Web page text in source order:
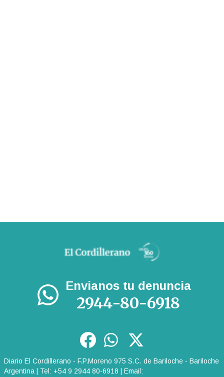
Envianos tu denuncia
2944-80-6918
Diario El Cordillerano - F.P.Moreno 975 S.C. de Bariloche - Bariloche
Argentina | Tel: +54 9 2944 80-6918 | Email: